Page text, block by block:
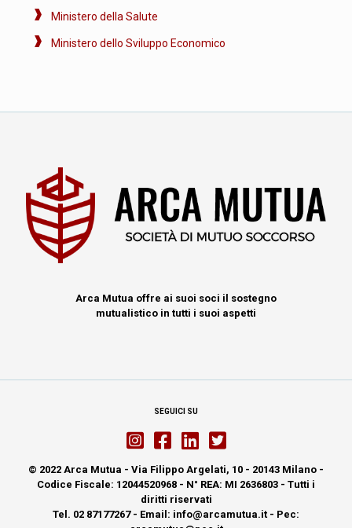
Ministero della Salute
Ministero dello Sviluppo Economico
Arca Mutua offre ai suoi soci il sostegno
mutualistico in tutti i suoi aspetti
SEGUICI SU
© 2022 Arca Mutua - Via Filippo Argelati, 10 - 20143 Milano -
Codice Fiscale: 12044520968 - N° REA: MI 2636803 - Tutti i
diritti riservati
Tel. 02 87177267 - Email: info@arcamutua.it - Pec: